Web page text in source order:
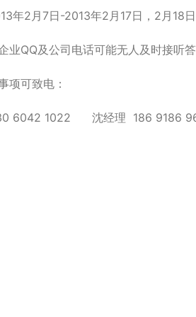
年2月7日-2013年2月17日，2月18
业QQ及公司电话可能无人及时接听答
项可致电：
6042 1022 沈经理 186 9186